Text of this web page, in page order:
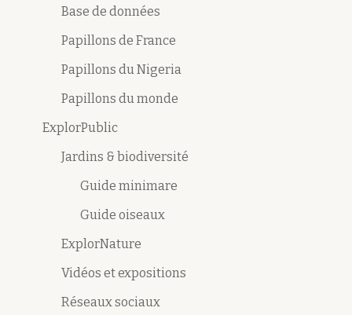
Base de données
Papillons de France
Papillons du Nigeria
Papillons du monde
ExplorPublic
Jardins & biodiversité
Guide minimare
Guide oiseaux
ExplorNature
Vidéos et expositions
Réseaux sociaux